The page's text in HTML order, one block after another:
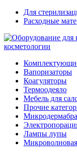
Для
Расходные
косметологии
Вапоризаторы
Коагуляторы
Термоодеяло
Мебель для
Прочие
Лампы лупы